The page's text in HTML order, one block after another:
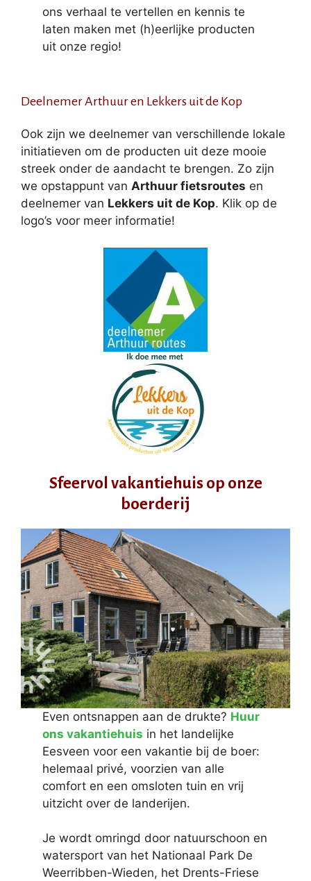
ons verhaal te vertellen en kennis te
laten maken met (h)eerlijke producten
uit onze regio!
Deelnemer Arthuur en Lekkers uit de Kop
Ook zijn we deelnemer van verschillende lokale
initiatieven om de producten uit deze mooie
streek onder de aandacht te brengen. Zo zijn
we opstappunt van Arthuur fietsroutes en
deelnemer van Lekkers uit de Kop. Klik op de
logo’s voor meer informatie!
Sfeervol vakantiehuis op onze
boerderij
Even ontsnappen aan de drukte? Huur
ons vakantiehuis in het landelijke
Eesveen voor een vakantie bij de boer:
helemaal privé, voorzien van alle
comfort en een omsloten tuin en vrij
uitzicht over de landerijen.
Je wordt omringd door natuurschoon en
watersport van het Nationaal Park De
Weerribben-Wieden, het Drents-Friese